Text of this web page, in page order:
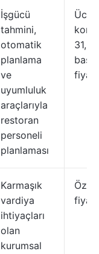
İşgücü
tahmini,
otomatik
planlama
ve
uyumluluk
araçlarıyla
restoran
personeli
planlaması
Karmaşık
vardiya
ihtiyaçları
olan
kurumsal
Özel